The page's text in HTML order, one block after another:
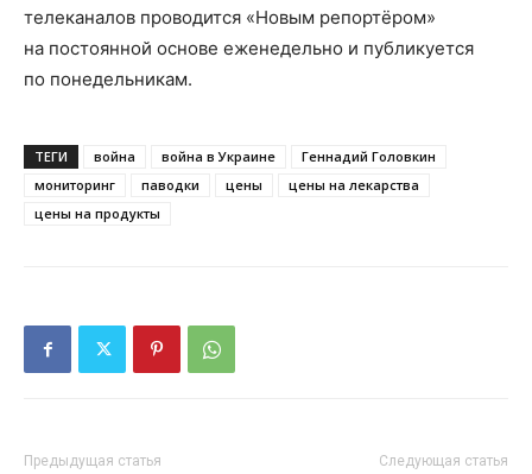
телеканалов проводится «Новым репортёром»
на постоянной основе еженедельно и публикуется
по понедельникам.
ТЕГИ война война в Украине
Геннадий Головкин
мониторинг
паводки цены
цены на лекарства
цены на продукты
Предыдущая статья Следующая статья